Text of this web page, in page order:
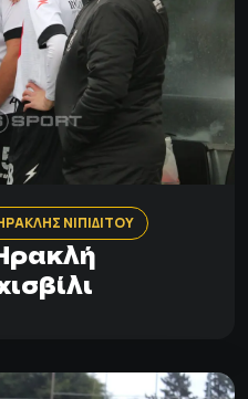
ΝΙΠΙΔΙΤΟΥ